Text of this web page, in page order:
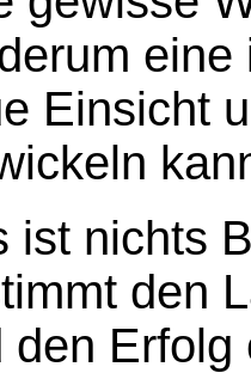
eine
Einsicht
ist nichts
den
den